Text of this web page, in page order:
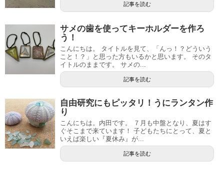
記事を読む
サメの歯を使ってキーホルダーを作ろ
う！
こんにちは。 タイトルを見て、「んっ！？どういう
こと！？」と思った方もいるかと思います。 そのタ
イトルのままです。 サメの...
記事を読む
自由研究にもピッタリ！うにランタン作
り
こんにちは。内田です。 ７月も中盤となり、夏はす
ぐそこまで来ています！ 子どもたちにとって、夏と
いえば楽しい『夏休み』が...
記事を読む